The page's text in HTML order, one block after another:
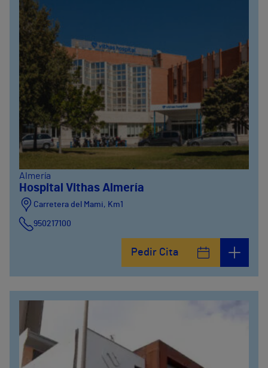
Almería
Hospital Vithas Almería
Carretera del Mami, Km1
950217100
Pedir Cita